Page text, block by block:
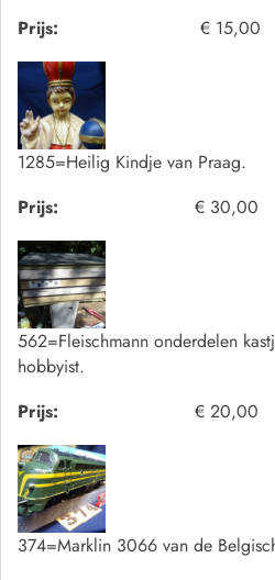
Prijs: € 15,00
1285=Heilig Kindje van Praag.
Prijs:
€ 30,00
562=Fleischmann onderdelen
hobbyist.
Prijs:
€ 20,00
374=Marklin 3066 van de